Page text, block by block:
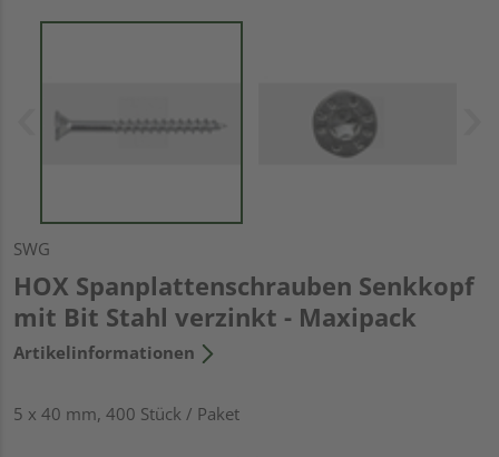
SWG
HOX Spanplattenschrauben Senkkopf
mit Bit Stahl verzinkt - Maxipack
Artikelinformationen
5 x 40 mm, 400 Stück / Paket